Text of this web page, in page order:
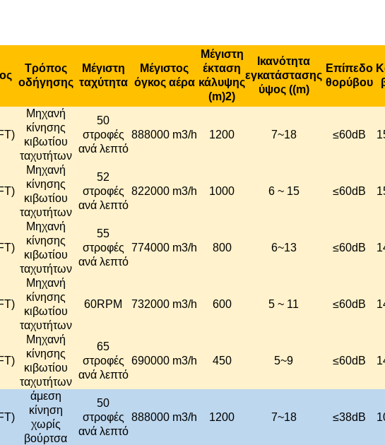
Τρόπος
οδήγησης
Μέγιστη
ταχύτητα
Μέγιστος
όγκος αέρα
Μέγιστη
έκταση
κάλυψης
(m)2)
Ικανότητα
εγκατάστασης
ύψος ((m)
Επίπεδο
θορύβου
Μηχανή
κίνησης
κιβωτίου
ταχυτήτων
50
στροφές
ανά λεπτό
888000 m3/h 1200 7~18 ≤60dB
Μηχανή
κίνησης
κιβωτίου
ταχυτήτων
52
στροφές
ανά λεπτό
822000 m3/h 1000 6 ~ 15 ≤60dB
Μηχανή
κίνησης
κιβωτίου
ταχυτήτων
55
στροφές
ανά λεπτό
774000 m3/h 800 6~13 ≤60dB
Μηχανή
κίνησης
κιβωτίου
ταχυτήτων
60RPM 732000 m3/h 600 5 ~ 11 ≤60dB
Μηχανή
κίνησης
κιβωτίου
ταχυτήτων
65
στροφές
ανά λεπτό
690000 m3/h 450 5~9 ≤60dB
άμεση
κίνηση
χωρίς
βούρτσα
50
στροφές
ανά λεπτό
888000 m3/h 1200 7~18 ≤38dB